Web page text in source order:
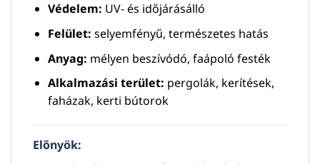
Védelem: UV- és időjárásálló
Felület: selyemfényű, természetes hatás
Anyag: mélyen beszívódó, faápoló festék
Alkalmazási terület: pergolák, kerítések,
faházak, kerti bútorok
Előnyök: